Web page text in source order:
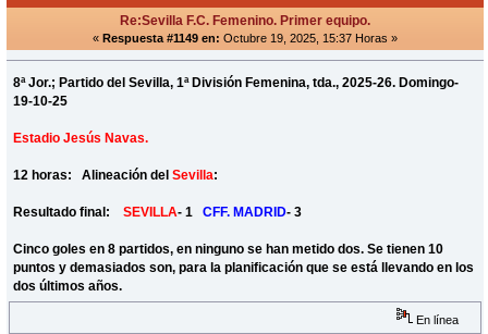
Re:Sevilla F.C. Femenino. Primer equipo.
« Respuesta #1149 en: Octubre 19, 2025, 15:37 Horas »
8ª Jor.; Partido del Sevilla, 1ª División Femenina, tda., 2025-26. Domingo-
19-10-25
Estadio Jesús Navas.
12 horas: Alineación delSevilla:
Resultado final:SEVILLA- 1CFF. MADRID- 3
Cinco goles en 8 partidos, en ninguno se han metido dos. Se tienen 10
puntos y demasiados son, para la planificación que se está llevando en los
dos últimos años.
En línea